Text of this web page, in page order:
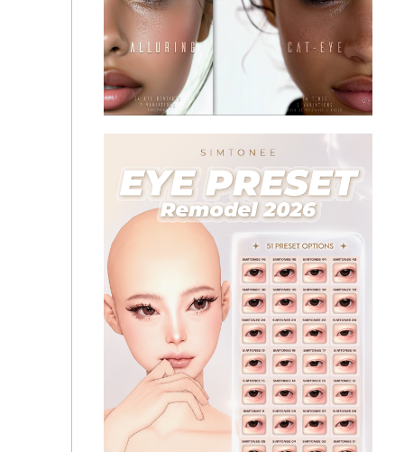
Slephora - The Look That Stares Back Alluring + Cat